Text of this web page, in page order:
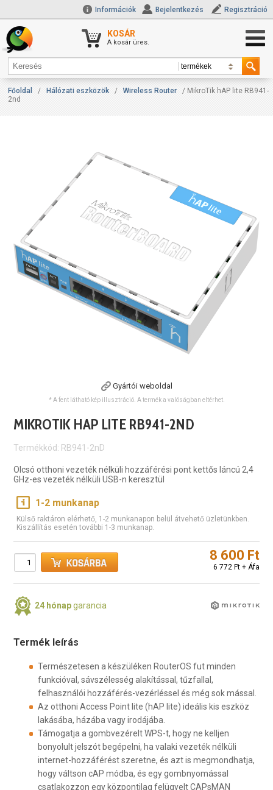
Információk Bejelentkezés Regisztráció
KOSÁR
A kosár üres.
Főoldal / Hálózati eszközök / Wireless Router
/ MikroTik hAP lite RB941-
2nd
Gyártói weboldal
* A fent látható kép illusztráció. A termék a valóságban eltérhet.
MIKROTIK HAP LITE RB941-2ND
Termékkód: RB941-2nD
Olcsó otthoni vezeték nélküli hozzáférési pont kettős láncú 2,4
GHz-es vezeték nélküli USB-n keresztül
1-2 munkanap
Külső raktáron elérhető, 1-2 munkanapon belül átvehető üzletünkben.
Kiszállítás esetén további 1-3 munkanap.
8 600 Ft
6 772 Ft + Áfa
24 hónapgarancia
Termék leírás
Természetesen a készüléken RouterOS fut minden
funkcióval, sávszélesség alakítással, tűzfallal,
felhasználói hozzáférés-vezérléssel és még sok mással.
Az otthoni Access Point lite (hAP lite) ideális kis eszköz
lakásába, házába vagy irodájába.
Támogatja a gombvezérelt WPS-t, hogy ne kelljen
bonyolult jelszót begépelni, ha valaki vezeték nélküli
internet-hozzáférést szeretne, és azt is megmondhatja,
hogy váltson cAP módba, és egy gombnyomással
csatlakozzon egy központilag felügyelt CAPsMAN